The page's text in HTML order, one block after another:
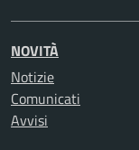
NOVITÀ
Notizie
Comunicati
Avvisi